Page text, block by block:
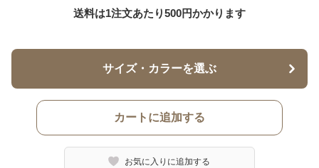
送料は1注文あたり500円かかります
サイズ・カラーを選ぶ
カートに追加する
お気に入りに追加する